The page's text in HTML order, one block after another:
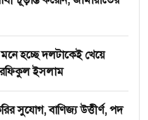
হচ্ছে দলটাকেই খেয়ে
ইসলাম
সুযোগ, বাণিজ্য উত্তীর্ণ, পদ